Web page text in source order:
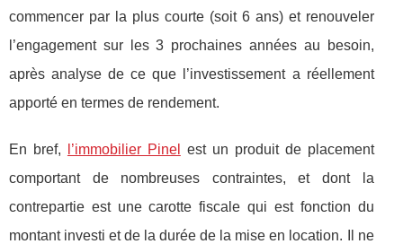
commencer par la plus courte (soit 6 ans) et renouveler
l’engagement sur les 3 prochaines années au besoin,
après analyse de ce que l’investissement a réellement
apporté en termes de rendement.
En bref, l’immobilier Pinel
est un produit de placement
comportant de nombreuses contraintes, et dont la
contrepartie est une carotte fiscale qui est fonction du
montant investi et de la durée de la mise en location. Il ne